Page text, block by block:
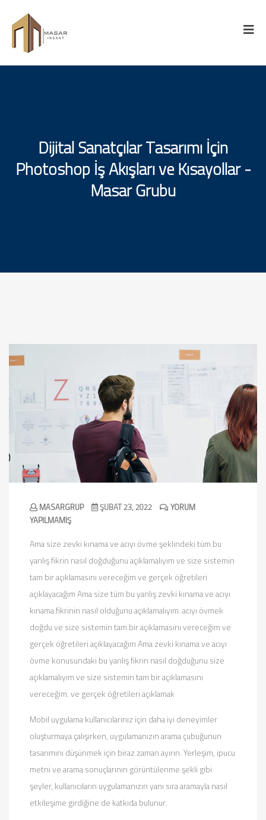
Dijital Sanatçılar Tasarımı İçin
Photoshop İş Akışları ve Kısayollar -
Masar Grubu
MASARGRUP ŞUBAT 23, 2022
YORUM
YAPILMAMIŞ
Ama size zevki kınama ve acıyı övme şeklindeki tüm bu
yanlış fikrin nasıl doğduğunu açıklamalıyım ve size sistemin
tam bir açıklamasını vereceğim ve gerçek öğretileri
açıklayacağım Ama size tüm bu yanlış zevki kınama ve acıyı
kınama fikrinin nasıl olduğunu açıklamalıyım. acıyı övmek
doğdu ve size sistemin tam bir açıklamasını vereceğim ve
gerçek öğretileri açıklayacağım Ama zevki kınama ve acıyı
övme konusundaki bu yanlış fikrin nasıl doğduğunu size
açıklamalıyım ve size sistemin tam bir açıklamasını
vereceğim. ve gerçek öğretileri açıklamak
Mobil uygulama kullanıcılarınız için daha iyi deneyimler
oluşturmaya çalışırken, uygulamanızın arama çubuğunun
tasarımını düşünmek için biraz zaman ayırın. Yerleşim, ipucu
metni ve arama sonuçlarının görüntülenme şekli gibi
şeyler, kullanıcıların uygulamanızın yanı sıra aramayla nasıl
etkileşime girdiğine de katkıda bulunur.